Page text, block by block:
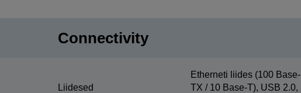
Connectivity
Liidesed
Etherneti liides (100 Base-
TX / 10 Base-T), USB 2.0,